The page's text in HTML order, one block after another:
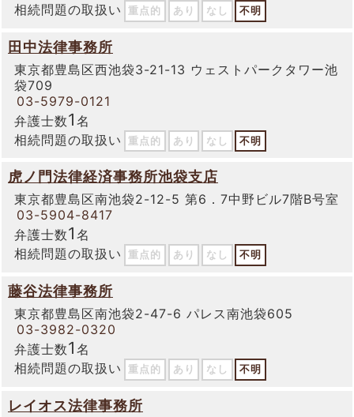
相続問題の取扱い
重点的 あり なし 不明
田中法律事務所
東京都豊島区西池袋3-21-13 ウェストパークタワー池
袋709
03-5979-0121
弁護士数1 名
相続問題の取扱い
重点的 あり なし 不明
虎ノ門法律経済事務所池袋支店
東京都豊島区南池袋2-12-5 第6．7中野ビル7階B号室
03-5904-8417
弁護士数1 名
相続問題の取扱い
重点的 あり なし 不明
藤谷法律事務所
東京都豊島区南池袋2-47-6 パレス南池袋605
03-3982-0320
弁護士数1 名
相続問題の取扱い
重点的 あり なし 不明
レイオス法律事務所